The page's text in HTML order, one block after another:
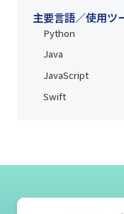
家/VCへのプレゼ
く、ノーコード
る起業家として
す。
主要言語／使用ツ
Python
Java
JavaScript
Swift